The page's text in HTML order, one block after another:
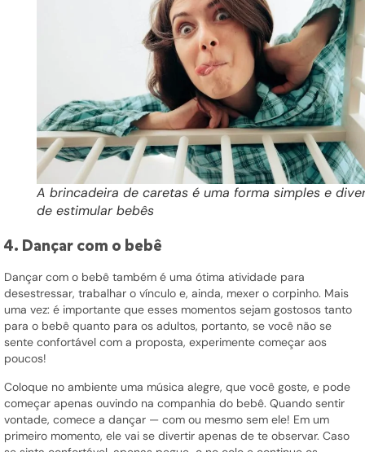
A brincadeira de caretas é uma forma simples e
de estimular bebês
4. Dançar com o bebê
Dançar com o bebê também é uma ótima atividade para
desestressar, trabalhar o vínculo e, ainda, mexer o corpinho. Mais
uma vez: é importante que esses momentos sejam gostosos tanto
para o bebê quanto para os adultos, portanto, se você não se
sente confortável com a proposta, experimente começar aos
poucos!
Coloque no ambiente uma música alegre, que você goste, e pode
começar apenas ouvindo na companhia do bebê. Quando sentir
vontade, comece a dançar — com ou mesmo sem ele! Em um
primeiro momento, ele vai se divertir apenas de te observar. Caso